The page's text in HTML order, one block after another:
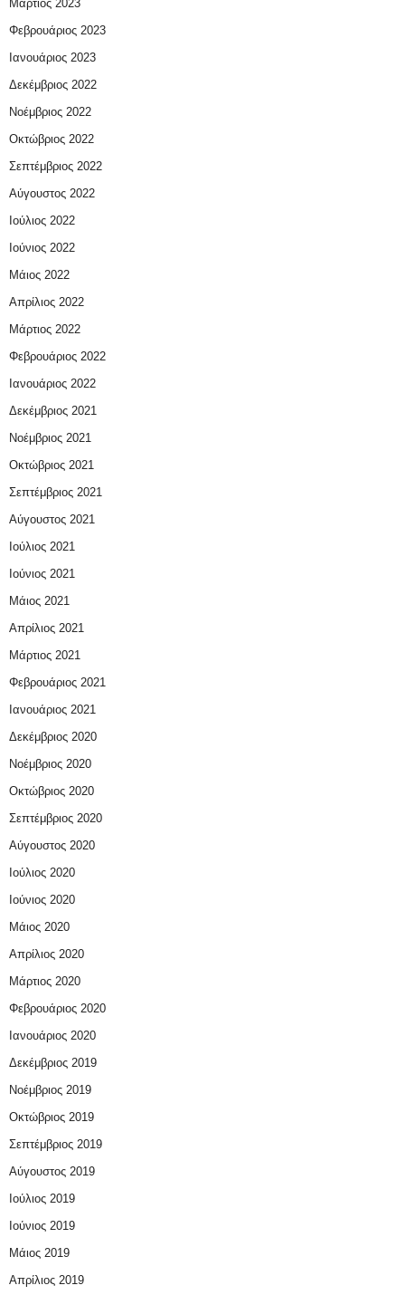
Μάρτιος 2023
Φεβρουάριος 2023
Ιανουάριος 2023
Δεκέμβριος 2022
Νοέμβριος 2022
Οκτώβριος 2022
Σεπτέμβριος 2022
Αύγουστος 2022
Ιούλιος 2022
Ιούνιος 2022
Μάιος 2022
Απρίλιος 2022
Μάρτιος 2022
Φεβρουάριος 2022
Ιανουάριος 2022
Δεκέμβριος 2021
Νοέμβριος 2021
Οκτώβριος 2021
Σεπτέμβριος 2021
Αύγουστος 2021
Ιούλιος 2021
Ιούνιος 2021
Μάιος 2021
Απρίλιος 2021
Μάρτιος 2021
Φεβρουάριος 2021
Ιανουάριος 2021
Δεκέμβριος 2020
Νοέμβριος 2020
Οκτώβριος 2020
Σεπτέμβριος 2020
Αύγουστος 2020
Ιούλιος 2020
Ιούνιος 2020
Μάιος 2020
Απρίλιος 2020
Μάρτιος 2020
Φεβρουάριος 2020
Ιανουάριος 2020
Δεκέμβριος 2019
Νοέμβριος 2019
Οκτώβριος 2019
Σεπτέμβριος 2019
Αύγουστος 2019
Ιούλιος 2019
Ιούνιος 2019
Μάιος 2019
Απρίλιος 2019